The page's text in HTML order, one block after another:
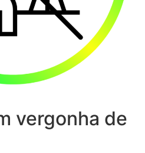
vergonha de